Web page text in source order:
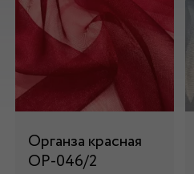
Органза красная
ОР-046/2